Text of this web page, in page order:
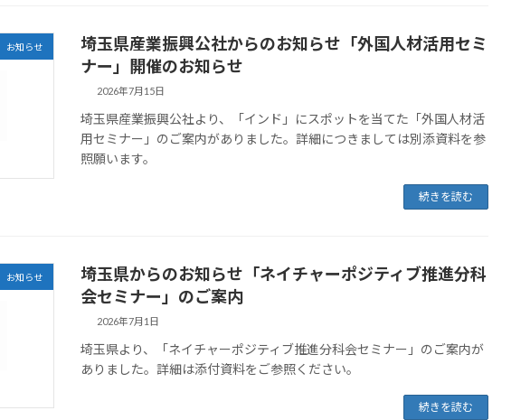
お知らせ
埼玉県産業振興公社からのお知らせ「外国人材活用セミ
ナー」開催のお知らせ
2026年7月15日
埼玉県産業振興公社より、「インド」にスポットを当てた「外国人材活
用セミナー」のご案内がありました。詳細につきましては別添資料を参
照願います。
続きを読む
お知らせ
埼玉県からのお知らせ「ネイチャーポジティブ推進分科
会セミナー」のご案内
2026年7月1日
埼玉県より、「ネイチャーポジティブ推進分科会セミナー」のご案内が
ありました。詳細は添付資料をご参照ください。
続きを読む